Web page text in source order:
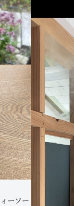
ーソー